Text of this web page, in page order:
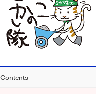
Contents